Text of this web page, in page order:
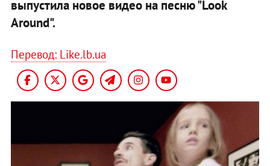
выпустила новое видео на песню "Look
Around".
Перевод: Like.lb.ua